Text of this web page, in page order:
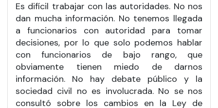
Es difícil trabajar con las autoridades. No nos
dan mucha información. No tenemos llegada
a funcionarios con autoridad para tomar
decisiones, por lo que solo podemos hablar
con funcionarios de bajo rango, que
obviamente tienen miedo de darnos
información. No hay debate público y la
sociedad civil no es involucrada. No se nos
consultó sobre los cambios en la Ley de